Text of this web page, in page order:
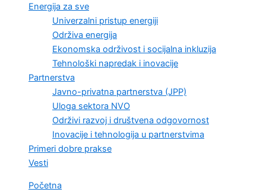
Energija za sve
Univerzalni pristup energiji
Održiva energija
Ekonomska održivost i socijalna inkluzija
Tehnološki napredak i inovacije
Partnerstva
Javno-privatna partnerstva (JPP)
Uloga sektora NVO
Održivi razvoj i društvena odgovornost
Inovacije i tehnologija u partnerstvima
Primeri dobre prakse
Vesti
Početna